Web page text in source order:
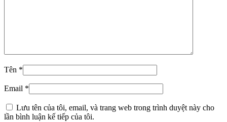
Tên *
Email *
Lưu tên của tôi, email, và trang web trong trình duyệt này cho
lần bình luận kế tiếp của tôi.